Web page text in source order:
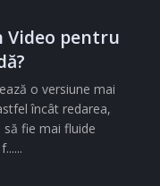
Video pentru
o versiune mai
încât redarea,
să fie mai fluide